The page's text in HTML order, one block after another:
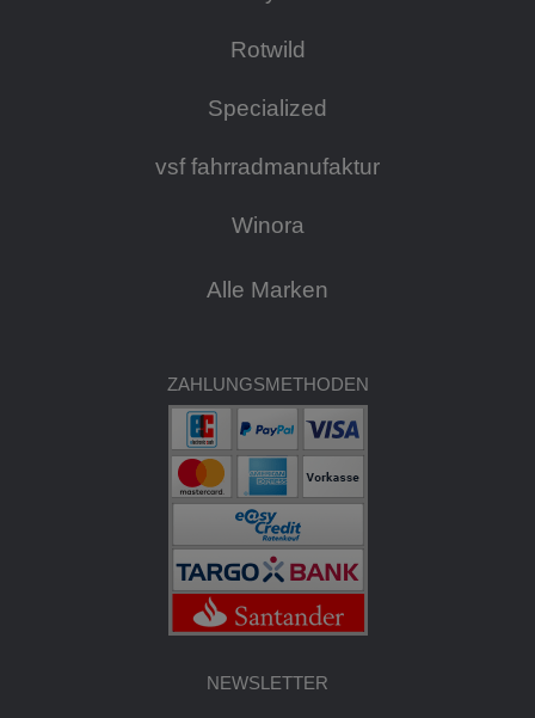
Rotwild
Specialized
vsf fahrradmanufaktur
Winora
Alle Marken
ZAHLUNGSMETHODEN
NEWSLETTER